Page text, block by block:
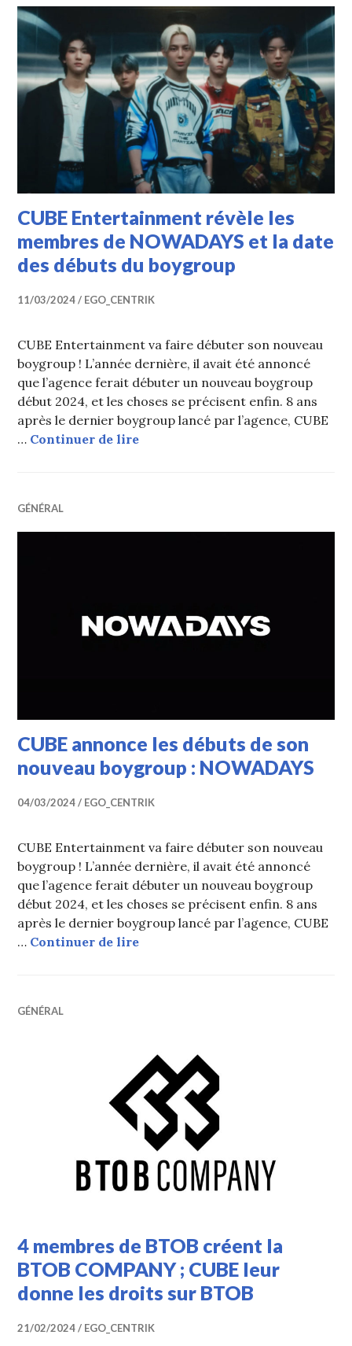
CUBE Entertainment révèle les
membres de NOWADAYS et la date
des débuts du boygroup
11/03/2024 EGO_CENTRIK
CUBE Entertainment va faire débuter son nouveau
boygroup ! L’année dernière, il avait été annoncé
que l’agence ferait débuter un nouveau boygroup
début 2024, et les choses se précisent enfin. 8 ans
après le dernier boygroup lancé par l’agence, CUBE
… Continuer de lireCUBE Entertainment révèle les
GÉNÉRAL
CUBE annonce les débuts de son
nouveau boygroup : NOWADAYS
04/03/2024 EGO_CENTRIK
CUBE Entertainment va faire débuter son nouveau
boygroup ! L’année dernière, il avait été annoncé
que l’agence ferait débuter un nouveau boygroup
début 2024, et les choses se précisent enfin. 8 ans
après le dernier boygroup lancé par l’agence, CUBE
… Continuer de lireCUBE annonce les débuts de son
GÉNÉRAL
4 membres de BTOB créent la
BTOB COMPANY ; CUBE leur
donne les droits sur BTOB
21/02/2024 EGO_CENTRIK